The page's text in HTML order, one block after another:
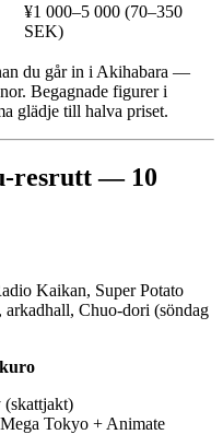
¥1 000–5 000 (70–350
SEK)
du går in i Akihabara —
Begagnade figurer i
glädje till halva priset.
resrutt — 10
Kaikan, Super Potato
Chuo-dori (söndag
(skattjakt)
Tokyo + Animate